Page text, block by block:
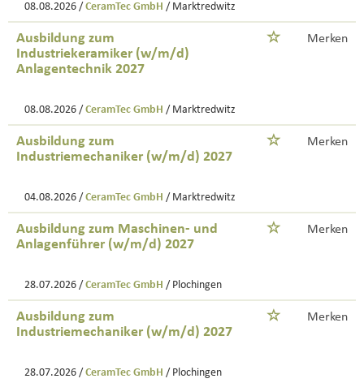
08.08.2026 / CeramTec GmbH / Marktredwitz
Ausbildung zum
Industriekeramiker (w/m/d)
Anlagentechnik 2027
Merken
08.08.2026 / CeramTec GmbH / Marktredwitz
Ausbildung zum
Industriemechaniker (w/m/d) 2027
Merken
04.08.2026 / CeramTec GmbH / Marktredwitz
Ausbildung zum Maschinen- und
Anlagenführer (w/m/d) 2027
Merken
28.07.2026 / CeramTec GmbH / Plochingen
Ausbildung zum
Industriemechaniker (w/m/d) 2027
Merken
28.07.2026 / CeramTec GmbH / Plochingen